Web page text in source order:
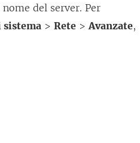
del server. Per
sistema >Rete >Avanzate,